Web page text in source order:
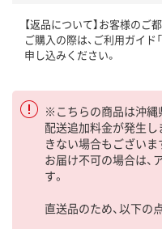
【返品について】お客様のご
ご購入の際は、ご利用ガイド「
申し込みください。
※こちらの商品は沖縄
配送追加料金が発生し
きない場合もございま
お届け不可の場合は、
す。
直送品のため、以下の